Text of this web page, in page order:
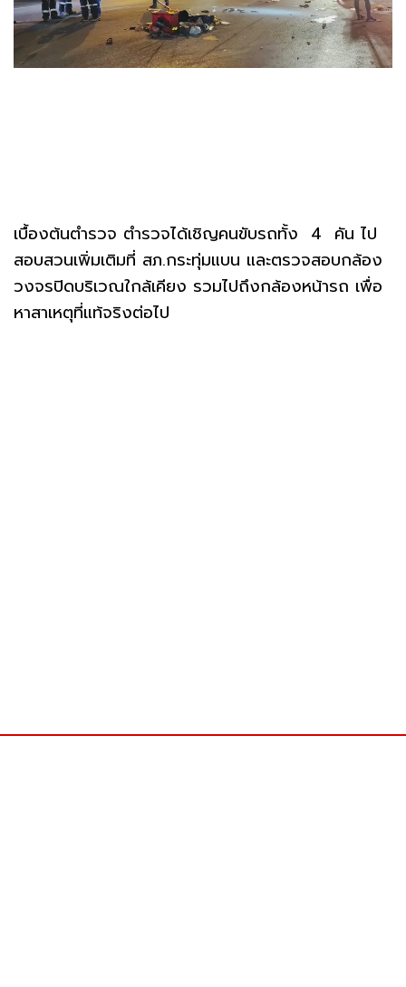
เบื้องต้นตำรวจ ตำรวจได้เชิญคนขับรถทั้ง 4 คัน ไป
สอบสวนเพิ่มเติมที่ สภ.กระทุ่มแบน และตรวจสอบกล้อง
วงจรปิดบริเวณใกล้เคียง รวมไปถึงกล้องหน้ารถ เพื่อ
หาสาเหตุที่แท้จริงต่อไป